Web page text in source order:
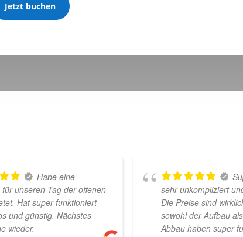
Jetzt buchen
Habe eine
unseren Tag der offenen
Hat super funktioniert
und günstig. Nächstes
wieder.
sehr unkompliziert
Die Preise sind
sowohl der Aufbau
Abbau haben super